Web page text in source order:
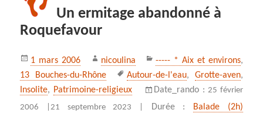
Un ermitage abandonné à
Roquefavour
Publié
le
1 mars 2006 Auteur
nicoulina Catégories
----- * Aix et environs,
13 Bouches-du-Rhône
Mots-
clés
Autour-de-l'eau, Grotte-aven,
Insolite, Patrimoine-religieux Date_rando :25 février
2006 |21 septembre 2023 | Durée :
Balade (2h)